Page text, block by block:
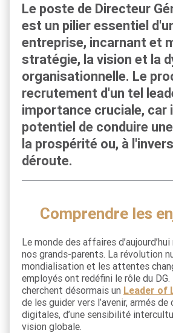
Le poste de Directeur
est un pilier essentiel
entreprise, incarnant et
stratégie, la vision et la
organisationnelle. Le
recrutement d'un tel
importance cruciale, car
potentiel de conduire
la prospérité ou, à
déroute.
Comprendre les
Le monde des affaires
nos grands-parents. La révolution
mondialisation et les attentes
employés ont redéfini le rôle du
cherchent désormais un Leader of
de les guider vers l’avenir, armés
digitales, d’une sensibilité
vision globale.